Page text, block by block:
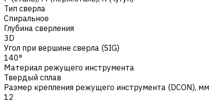
Тип сверла
Спиральное
Глубина сверления
3D
Угол при вершине сверла (SIG)
140°
Материал режущего инструмента
Твердый сплав
Размер крепления режущего инструмента (DCON), мм
12